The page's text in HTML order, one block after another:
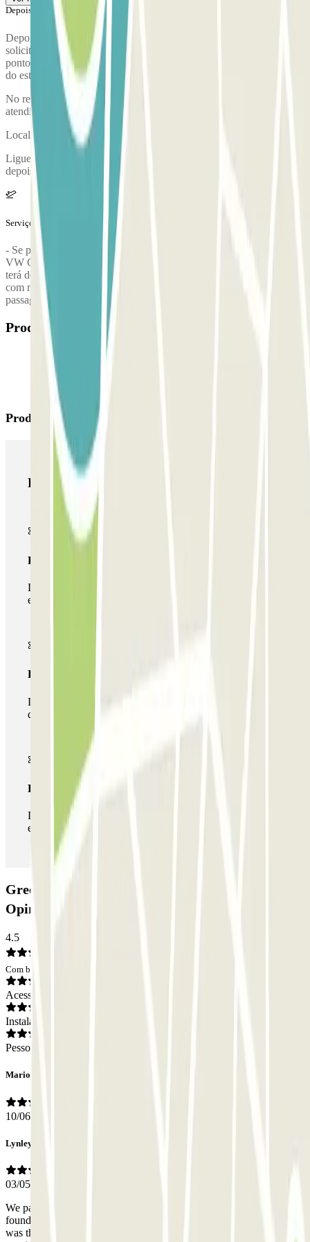
Depois da tua viagem
Depois de pegar as suas malas, ligue para o estacionamento para
solicitar a coleta. Durante a chamada, uma pessoa irá confirmar o
ponto de encontro no terminal do aeroporto. O número de telefone
do estacionamento será fornecido após a reserva ser feita.
No regresso da tua viagem, deverás passar pelo posto de
atendimento ao cliente para seguires as suas indicações.
Localização do posto de atendimento ao cliente:
Ligue para o transporte no número +39 03311602803 (pressione 1 e
depois novamente 1 conforme as instruções telefônicas).
Serviços extra (não incluídos no preço)
- Se possui um veículo diferente de um carro (ex.: carrinhas como
VW Caravelle, Mercedes Vito, Opel Vivaro, autocaravanas, etc.),
terá de pagar um acréscimo de 30% no estacionamento. - Para carros
com mais de 5 lugares, aplica-se um suplemento de 5 € por
passageiro a partir do sexto.
Produtos disponíveis
Produtos Parclick
Produtos Parclick
Passe simples
Durante a sua estadia, só poderá entrar e sair do parque de
estacionamento uma vez.
Passe multiestacionamento
Durante a sua estadia, pode utilizar toda a rede de parques
de estacionamento deste operador disponível em Parclick.
Passe ilimitado
Durante a sua estadia, pode entrar e sair do parque de
estacionamento as vezes que quiser.
Green Parking Malpensa - Shuttle - Scoperto:
Opiniões
4.5
Com base em 55 opiniões
Acesso
Instalações
Pessoal
Mario
10/06/2026
Lynley
03/05/2026
We parked our car with Parclick as they were the cheapest we
found. However, to our amazement it was outstanding, the shuttle
was there immediately clean and new, no wait time being taken to